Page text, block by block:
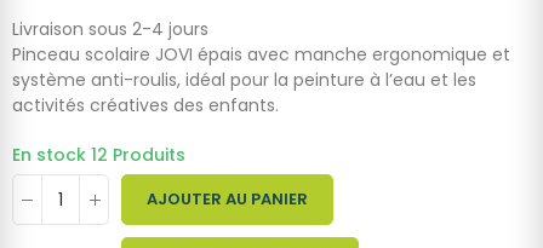
Livraison sous 2-4 jours
Pinceau scolaire JOVI épais avec manche ergonomique et
système anti-roulis, idéal pour la peinture à l’eau et les
activités créatives des enfants.
En stock 12 Produits
AJOUTER AU PANIER